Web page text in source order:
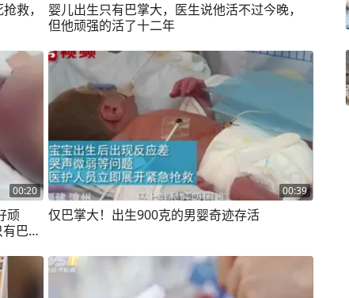
救，
婴儿出生只有巴掌大，医生说他活不过今晚，
但他顽强的活了十二年
00:20
顽
00:39
仅巴掌大！出生900克的男婴奇迹存活